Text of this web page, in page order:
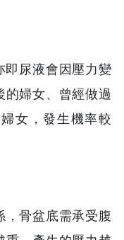
即尿液會因壓力變
的婦女、曾經做過
女，發生機率較
，骨盆底需承受腹